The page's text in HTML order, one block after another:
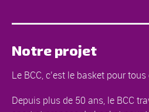
Notre projet
Le BCC, c’est le basket pour
Depuis plus de 50 ans, le BCC